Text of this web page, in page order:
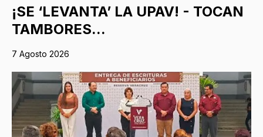
¡SE ‘LEVANTA’ LA UPAV! - TOCAN
TAMBORES...
7 Agosto 2026